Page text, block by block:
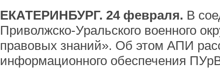
ЕКАТЕРИНБУРГ. 24 февраля. В
Приволжско-Уральского военного
правовых знаний». Об этом АПИ
информационного обеспечения